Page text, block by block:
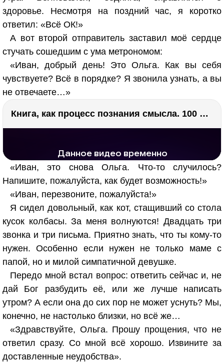
здоровье. Несмотря на поздний час, я коротко
ответил: «Всё ОК!»
А вот второй отправитель заставил моё сердце
стучать сошедшим с ума метрономом:
«Иван, добрый день! Это Ольга. Как вы себя
чувствуете? Всё в порядке? Я звонила узнать, а вы
не отвечаете…»
Книга, как процесс познания смысла. 100 великих книг: напутствие для читателя. Евгений Жаринов
«Иван, это снова Ольга. Что-то случилось?
Напишите, пожалуйста, как будет возможность!»
«Иван, перезвоните, пожалуйста!»
Я сидел довольный, как кот, стащивший со стола
кусок колбасы. За меня волнуются! Двадцать три
звонка и три письма. Приятно знать, что ты кому-то
нужен. Особенно если нужен не только маме с
папой, но и милой симпатичной девушке.
Передо мной встал вопрос: ответить сейчас и, не
дай Бог разбудить её, или же лучше написать
утром? А если она до сих пор не может уснуть? Мы,
конечно, не настолько близки, но всё же…
«Здравствуйте, Ольга. Прошу прощения, что не
ответил сразу. Со мной всё хорошо. Извините за
доставленные неудобства».